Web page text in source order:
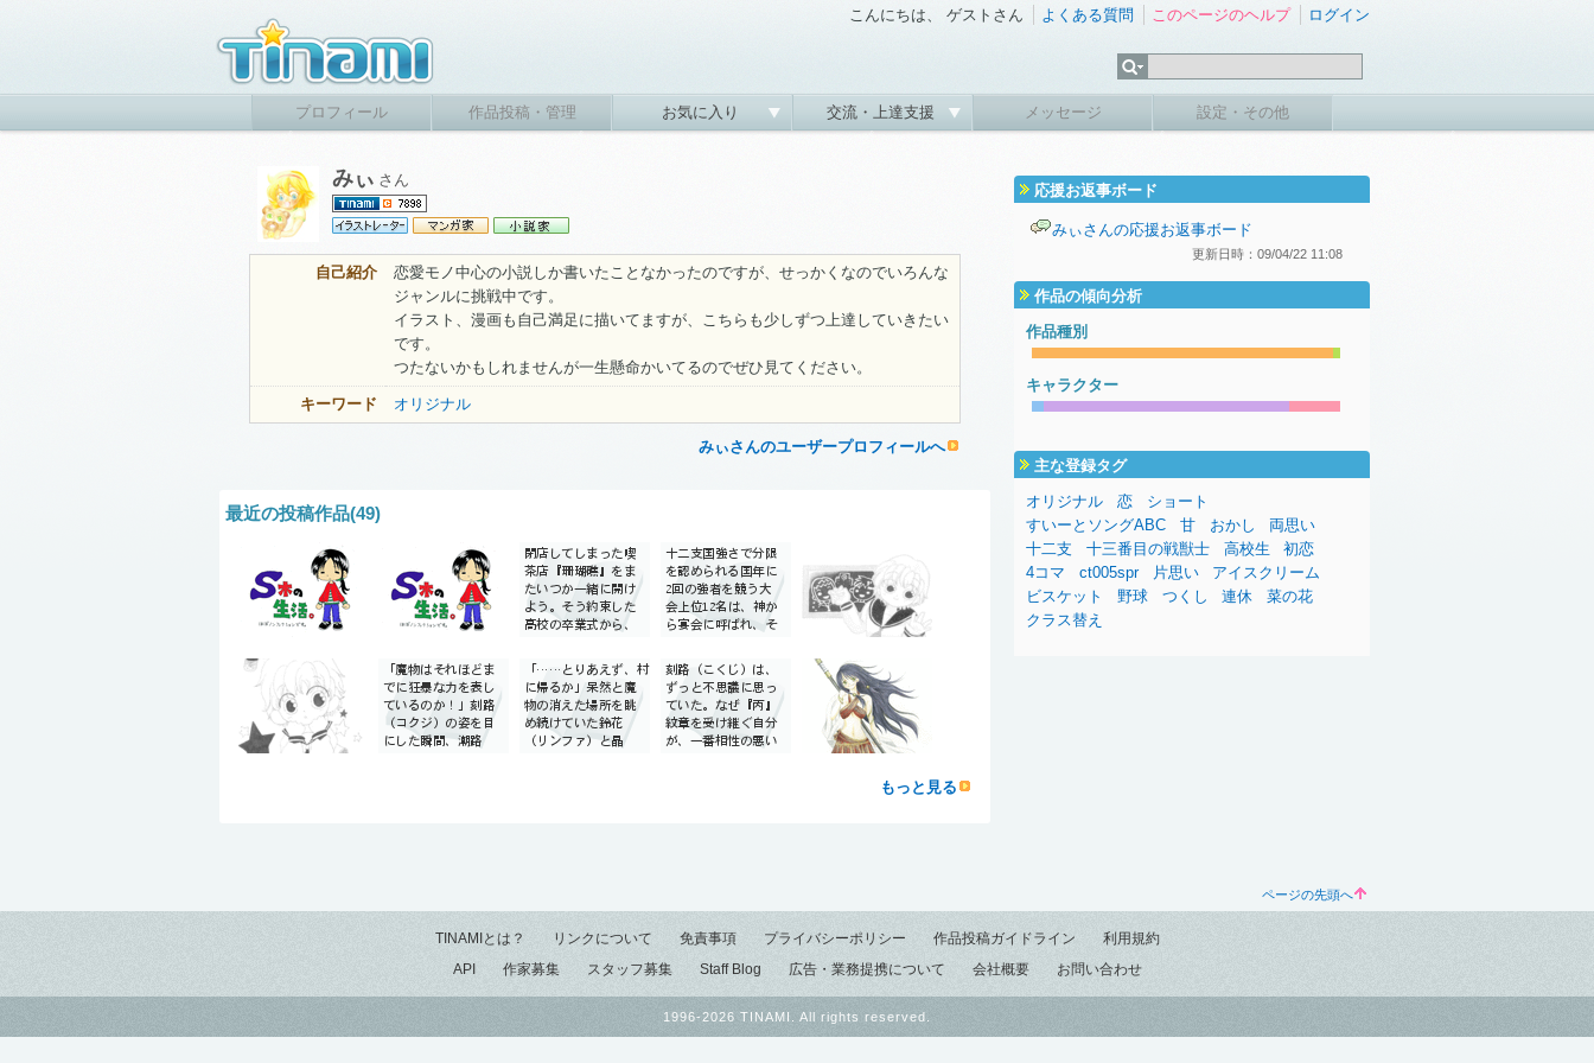
こんにちは、 ゲストさん よくある質問 このページのヘルプ ログイン
プロフィール 作品投稿・管理 お気に入り 交流・上達支援 メッセージ 設定・その他
みぃ さん
自己紹介
恋愛モノ中心の小説しか書いたことなかったのですが、せっかくなのでいろんな
ジャンルに挑戦中です。
イラスト、漫画も自己満足に描いてますが、こちらも少しずつ上達していきたい
です。
つたないかもしれませんが一生懸命かいてるのでぜひ見てください。
キーワード オリジナル
みぃさんのユーザープロフィールへ
最近の投稿作品(49)
もっと見る
応援お返事ボード
みぃさんの応援お返事ボード
更新日時：09/04/22 11:08
作品の傾向分析
作品種別
キャラクター
主な登録タグ
オリジナル
恋
ショート
すいーとソングABC
甘 おかし
両思い
十二支
十三番目の戦獣士 高校生
初恋
4コマ
ct005spr 片思い
アイスクリーム
ビスケット
野球 つくし 連休
菜の花
クラス替え
ページの先頭へ
TINAMIとは？ リンクについて 免責事項 プライバシーポリシー 作品投稿ガイドライン
利用規約
API
作家募集 スタッフ募集 Staff Blog 広告・業務提携について 会社概要 お問い合わせ
1996-2026 TINAMI. All rights reserved.